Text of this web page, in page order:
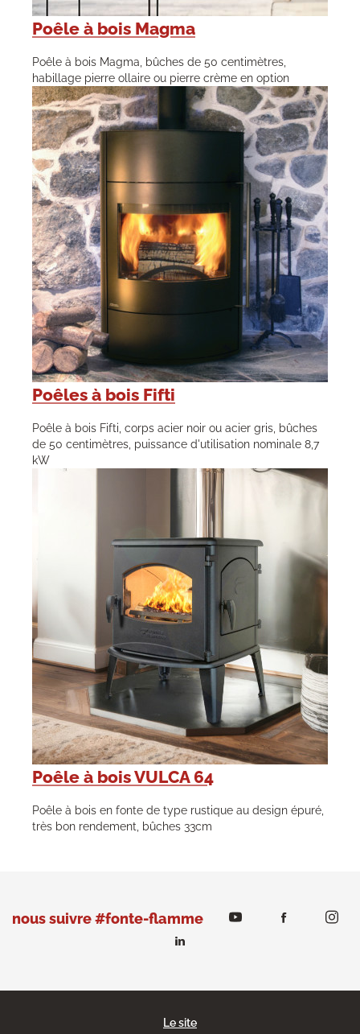
Poêle à bois Magma
Poêle à bois Magma, bûches de 50 centimètres,
habillage pierre ollaire ou pierre crème en option
Poêles à bois Fifti
Poêle à bois Fifti, corps acier noir ou acier gris, bûches
de 50 centimètres, puissance d'utilisation nominale 8,7
kW
Poêle à bois VULCA 64
Poêle à bois en fonte de type rustique au design épuré,
très bon rendement, bûches 33cm
nous suivre #fonte-flamme
Le site